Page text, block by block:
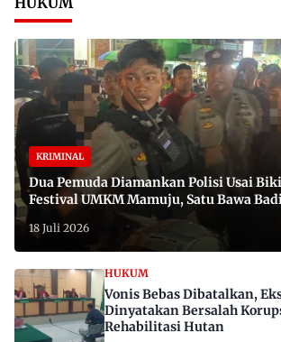
KRIMINAL
Dua Pemuda Diamankan Polisi Usai
Festival UMKM Mamuju, Satu Bawa
18 Juli 2026
HUKUM
Vonis Bebas Dibatalkan,
Dinyatakan Bersalah
Rehabilitasi Hutan